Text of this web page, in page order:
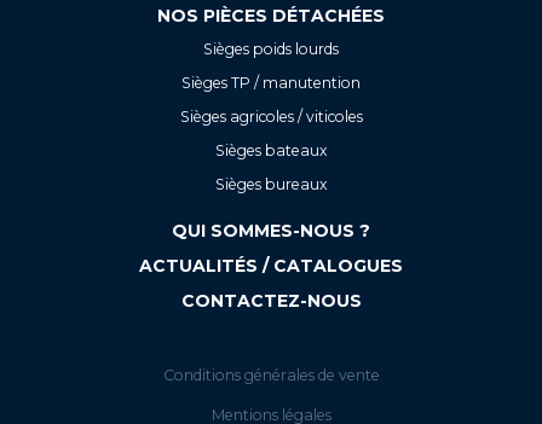
NOS PIÈCES DÉTACHÉES
Sièges poids lourds
Sièges TP / manutention
Sièges agricoles / viticoles
Sièges bateaux
Sièges bureaux
QUI SOMMES-NOUS ?
ACTUALITÉS / CATALOGUES
CONTACTEZ-NOUS
Conditions générales de vente
Mentions légales